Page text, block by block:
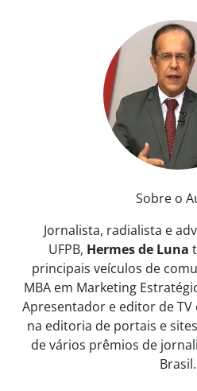
Sobre o
Jornalista, radialista e
UFPB, Hermes de Luna
principais veículos de
MBA em Marketing
Apresentador e editor de
na editoria de portais e
de vários prêmios de
Brasil.